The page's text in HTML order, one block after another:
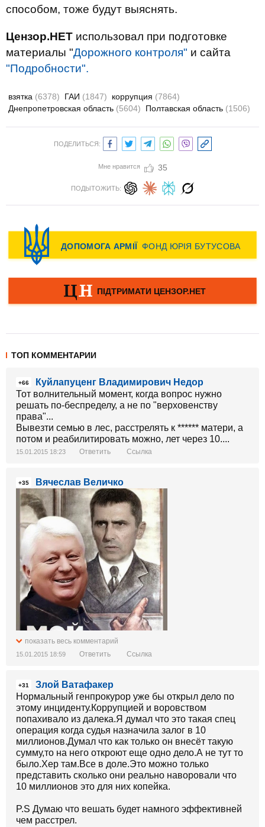
способом, тоже будут выяснять.
Цензор.НЕТ использовал при подготовке
материалы "Дорожного контроля" и сайта
"Подробности".
взятка (6378) ГАИ (1847) коррупция (7864)
Днепропетровская область (5604) Полтавская область (1506)
ПОДЕЛИТЬСЯ:
Мне нравится 35
ПОДЫТОЖИТЬ:
ТОП КОММЕНТАРИИ
+66
Куйлапуценг Владимирович Недор
Тот волнительный момент, когда вопрос нужно
решать по-беспределу, а не по "верховенству
права"...
Вывезти семью в лес, расстрелять к ****** матери, а
потом и реабилитировать можно, лет через 10....
15.01.2015 18:23 Ответить Ссылка
+35 Вячеслав Величко
показать весь комментарий
15.01.2015 18:59 Ответить Ссылка
+31
Злой Ватафакер
Нормальный генпрокурор уже бы открыл дело по
этому инциденту.Коррупцией и воровством
попахивало из далека.Я думал что это такая спец
операция когда судья назначила залог в 10
миллионов.Думал что как только он внесёт такую
сумму,то на него откроют еще одно дело.А не тут то
было.Хер там.Все в доле.Это можно только
представить сколько они реально наворовали что
10 миллионов это для них копейка.
P.S Думаю что вешать будет намного эффективней
чем расстрел.